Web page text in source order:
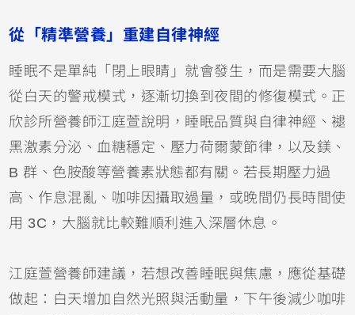
從「精準營養」重建自律神經
睡眠不是單純「閉上眼睛」就會發生，而是需要大腦
從白天的警戒模式，逐漸切換到夜間的修復模式。正
欣診所營養師江庭萱說明，睡眠品質與自律神經、褪
黑激素分泌、血糖穩定、壓力荷爾蒙節律，以及鎂、
B 群、色胺酸等營養素狀態都有關。若長期壓力過
高、作息混亂、咖啡因攝取過量，或晚間仍長時間使
用 3C，大腦就比較難順利進入深層休息。
江庭萱營養師建議，若想改善睡眠與焦慮，應從基礎
做起：白天增加自然光照與活動量，下午後減少咖啡